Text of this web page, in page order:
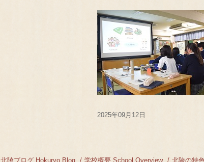
2025年09月12日
北陵ブログ Hokuryo Blog 学校概要 School Overview 北陵の特